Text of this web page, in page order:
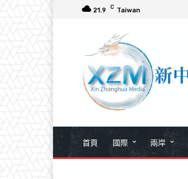
21.9 C Taiwan
首頁 國際 兩岸